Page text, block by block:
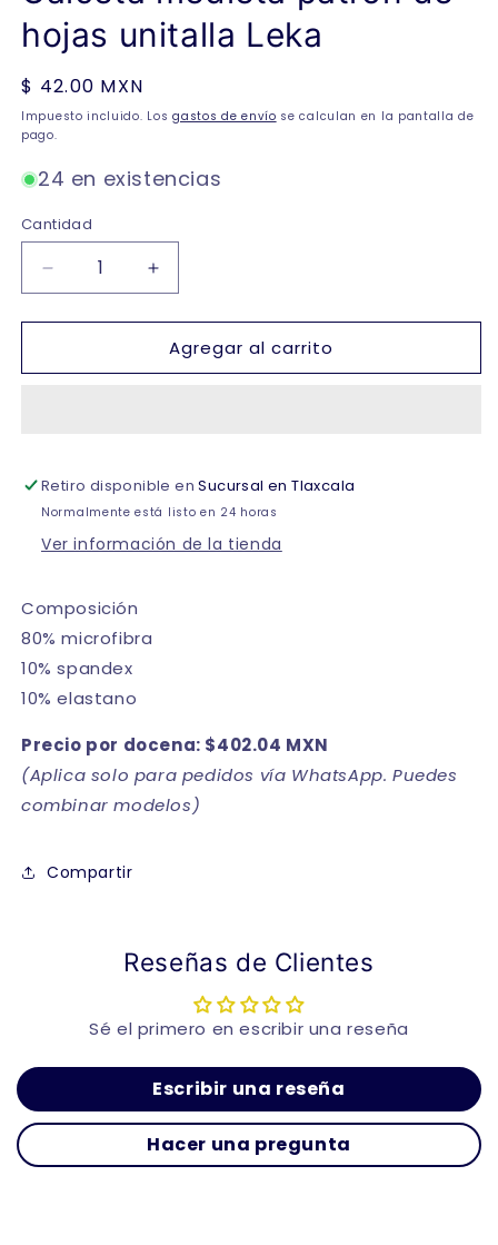
hojas unitalla Leka
Precio
habitual
$ 42.00 MXN
Impuesto incluido. Losgastos de envío se calculan en la pantalla de
pago.
24 en existencias
Cantidad
Reducir
cantidad
para
medieta
Leka
Aumentar
cantidad
para
Calceta
medieta
Leka
Agregar al carrito
Retiro disponible enSucursal en Tlaxcala
Normalmente está listo en 24 horas
Ver información de la tienda
Composición
80% microfibra
10% spandex
10% elastano
Precio por docena: $402.04 MXN
(Aplica solo para pedidos vía WhatsApp. Puedes
combinar modelos)
Compartir
Reseñas de Clientes
Sé el primero en escribir una reseña
Escribir una reseña
Hacer una pregunta